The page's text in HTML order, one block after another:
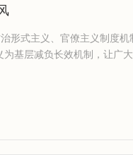
形式主义、官僚主义制度机
为基层减负长效机制，让广